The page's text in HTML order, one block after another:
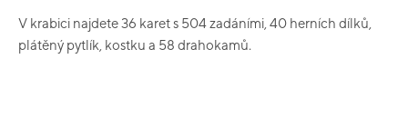
V krabici najdete 36 karet s 504 zadáními, 40 herních dílků,
plátěný pytlík, kostku a 58 drahokamů.